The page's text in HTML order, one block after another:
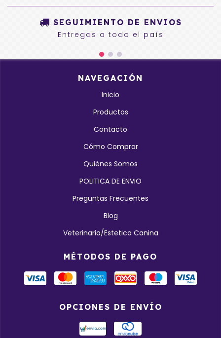
SEGUIMIENTO DE ENVIOS
Entregas a todo el país
NAVEGACIÓN
Inicio
Productos
Contacto
Cómo Comprar
Quiénes Somos
POLITICA DE ENVIO
Preguntas Frecuentes
Blog
Veterinaria/Estetica Canina
MÉTODOS DE PAGO
OPCIONES DE ENVÍO